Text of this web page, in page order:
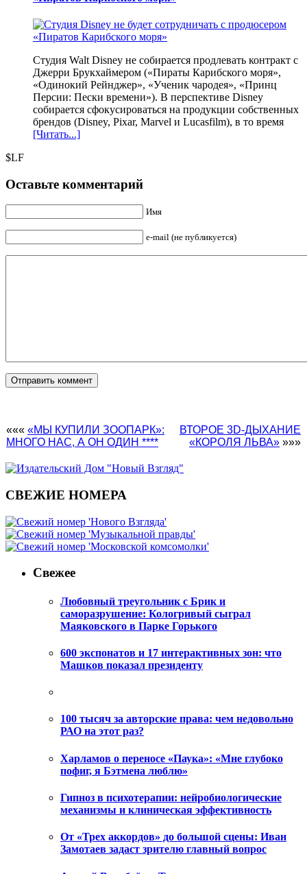
Студия Walt Disney не собирается продлевать контракт с
Джерри Брукхаймером («Пираты Карибского моря»,
«Одинокий Рейнджер», «Ученик чародея», «Принц
Персии: Пески времени»). В перспективе Disney
собирается сфокусироваться на продукции собственных
брендов (Disney, Pixar, Marvel и Lucasfilm), в то время
[Читать...]
$LF
Оставьте комментарий
Имя
e-mail (не публикуется)
««« «МЫ КУПИЛИ ЗООПАРК»:
МНОГО НАС, А ОН ОДИН ****
ВТОРОЕ 3D-ДЫХАНИЕ
«КОРОЛЯ ЛЬВА» »»»
СВЕЖИЕ НОМЕРА
Свежее
Любовный треугольник с Брик и
саморазрушение: Кологривый сыграл
Маяковского в Парке Горького
600 экспонатов и 17 интерактивных зон: что
Машков показал президенту
100 тысяч за авторские права: чем недовольно
РАО на этот раз?
Харламов о переносе «Паука»: «Мне глубоко
пофиг, я Бэтмена люблю»
Гипноз в психотерапии: нейробиологические
механизмы и клиническая эффективность
От «Трех аккордов» до большой сцены: Иван
Замотаев задаст зрителю главный вопрос